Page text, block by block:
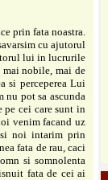
prin fata noastra.
cu ajutorul
lui in lucrurile
mai nobile, mai de
si perceperea Lui
pot sa ascunda
cei care sunt in
venim facand uz
noi intarim prin
fata de rau, caci
si somnolenta
fata de cei ai